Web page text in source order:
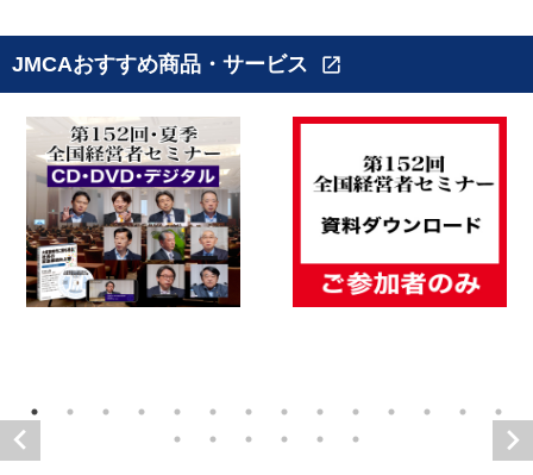
JMCAおすすめ商品・サービス open_in_new